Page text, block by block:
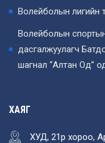
Волейболын лигийн
Волейболын
дасгалжуулагч
шагнал “Алтан Од”
ХАЯГ
ХУД, 21р хороо,